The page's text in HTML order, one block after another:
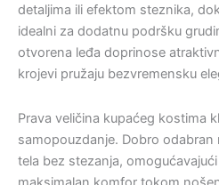
detaljima ili efektom steznika,
idealni za dodatnu podršku
otvorena leđa doprinose
krojevi pružaju bezvremensku
Prava veličina kupaćeg kostima
samopouzdanje. Dobro odabran
tela bez stezanja,